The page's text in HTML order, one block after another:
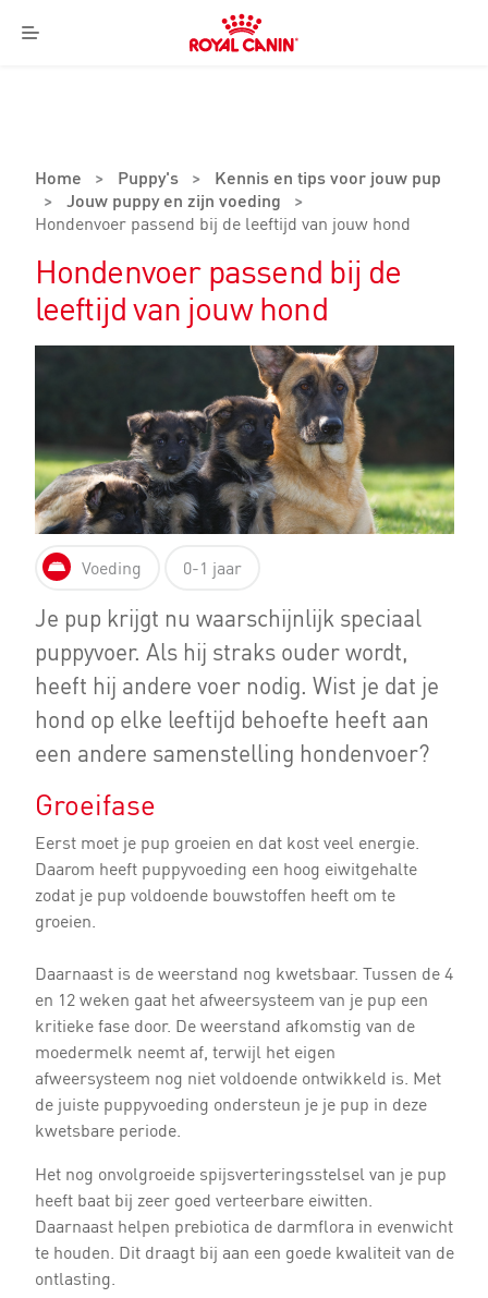
Menu
Royal
Canin
Home > Puppy's >
Kennis en tips voor jouw pup
> Jouw puppy en zijn voeding
>
Hondenvoer passend bij de leeftijd van jouw hond
Hondenvoer passend bij de
leeftijd van jouw hond
Voeding 0-1 jaar
Je pup krijgt nu waarschijnlijk speciaal
puppyvoer. Als hij straks ouder wordt,
heeft hij andere voer nodig. Wist je dat je
hond op elke leeftijd behoefte heeft aan
een andere samenstelling hondenvoer?
Groeifase
Eerst moet je pup groeien en dat kost veel energie.
Daarom heeft puppyvoeding een hoog eiwitgehalte
zodat je pup voldoende bouwstoffen heeft om te
groeien.
Daarnaast is de weerstand nog kwetsbaar. Tussen de 4
en 12 weken gaat het afweersysteem van je pup een
kritieke fase door. De weerstand afkomstig van de
moedermelk neemt af, terwijl het eigen
afweersysteem nog niet voldoende ontwikkeld is. Met
de juiste puppyvoeding ondersteun je je pup in deze
kwetsbare periode.
Het nog onvolgroeide spijsverteringsstelsel van je pup
heeft baat bij zeer goed verteerbare eiwitten.
Daarnaast helpen prebiotica de darmflora in evenwicht
te houden. Dit draagt bij aan een goede kwaliteit van de
ontlasting.